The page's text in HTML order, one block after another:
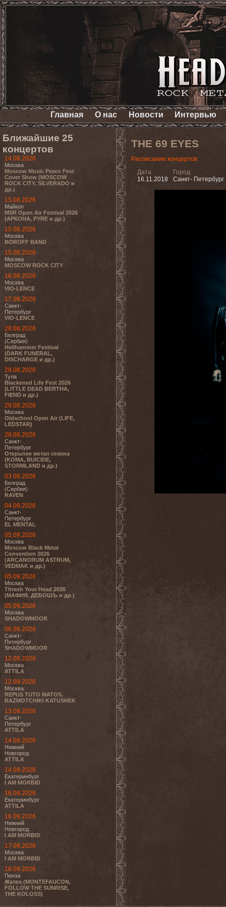
Главная О нас Новости Интервью
Ближайшие 25
концертов
14.08.2026
Москва
Moscow Music Peace Fest
Cover Show (MOSCOW
ROCK CITY, SILVERADO и
др.)
15.08.2026
Майкоп
MSR Open Air Festival 2026
(АРКОНА, PYRE и др.)
15.08.2026
Москва
BOROFF BAND
15.08.2026
Москва
MOSCOW ROCK CITY
16.08.2026
Москва
VIO-LENCE
17.08.2026
Санкт-
Петербург
VIO-LENCE
28.08.2026
Белград
(Сербия)
Hellhammer Festival
(DARK FUNERAL,
DISCHARGE и др.)
29.08.2026
Тула
Blackened Life Fest 2026
(LITTLE DEAD BERTHA,
FIEND и др.)
29.08.2026
Москва
Oldschool Open Air (LIFE,
LEDSTAR)
29.08.2026
Санкт-
Петербург
Открытие метал сезона
(KOMA, BUICIDE,
STORMLAND и др.)
03.09.2026
Белград
(Сербия)
RAVEN
04.09.2026
Санкт-
Петербург
EL MENTAL
05.09.2026
Москва
Moscow Black Metal
Convention 2026
(ARCANORUM ASTRUM,
VEDMAK и др.)
05.09.2026
Москва
Thrash Your Head 2026
(МАФИЯ, ДЕБОШЪ и др.)
05.09.2026
Москва
SHADOWMOOR
06.09.2026
Санкт-
Петербург
SHADOWMOOR
12.09.2026
Москва
ATTILA
12.09.2026
Москва
REPUS TUTO MATOS,
RAZMOTCHIKI KATUSHEK
13.09.2026
Санкт-
Петербург
ATTILA
14.09.2026
Нижний
Новгород
ATTILA
14.09.2026
Екатеринбург
I AM MORBID
16.09.2026
Екатеринбург
ATTILA
16.09.2026
Нижний
Новгород
I AM MORBID
17.09.2026
Москва
I AM MORBID
18.09.2026
Пенза
Жатва (MONTEFAUCON,
FOLLOW THE SUNRISE,
THE KOLOSS)
THE 69 EYES
Расписание концертов
Дата
16.11.2018
Город
Санкт- Петербург